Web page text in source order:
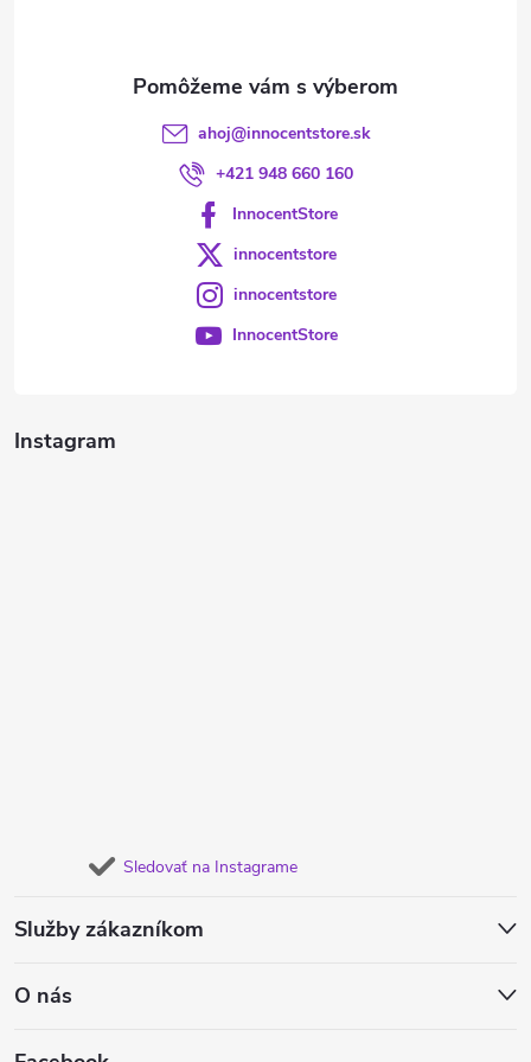
Instagram
Sledovať na Instagrame
Služby zákazníkom
O nás
ahoj@innocentstore.sk
+421 948 660 160
InnocentStore
innocentstore
innocentstore
InnocentStore